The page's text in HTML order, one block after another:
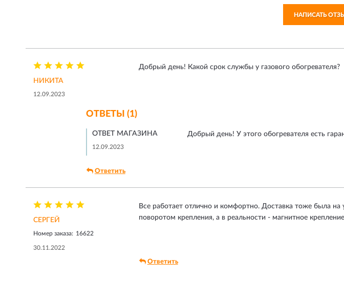
НАПИСАТЬ
НИКИТА
12.09.2023
Добрый день! Какой срок службы у газового обогревателя?
ОТВЕТЫ (1)
ОТВЕТ МАГАЗИНА
12.09.2023
Добрый день! У этого обогревателя есть
Ответить
СЕРГЕЙ
Номер заказа: 16622
30.11.2022
Все работает отлично и комфортно. Доставка тоже была
поворотом крепления, а в реальности - магнитное
Ответить